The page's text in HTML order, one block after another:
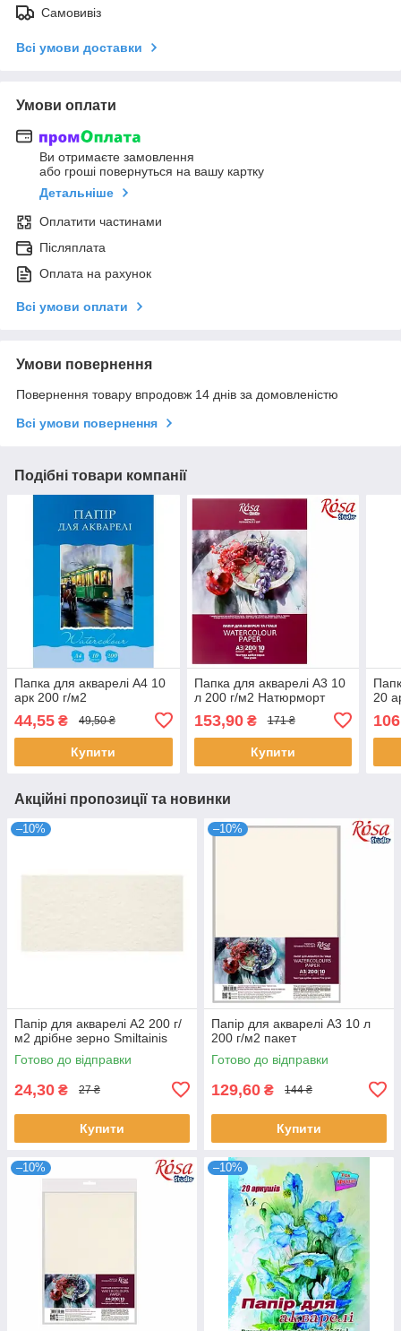
Самовивіз
Всі умови доставки
Умови оплати
Ви отримаєте замовлення
або гроші повернуться на вашу картку
Детальніше
Оплатити частинами
Післяплата
Оплата на рахунок
Всі умови оплати
Умови повернення
Повернення товару впродовж 14 днів за домовленістю
Всі умови повернення
Подібні товари компанії
Папка для акварелі А4 10
арк 200 г/м2
44,55 ₴ 49,50 ₴
Купити
Папка для акварелі А3 10
л 200 г/м2 Натюрморт
153,90₴ 171 ₴
Купити
20
Акційні пропозиції та новинки
–10%
Папір для акварелі А2 200 г/
м2 дрібне зерно Smiltainis
Готово до відправки
24,30 ₴ 27 ₴
Купити
–10%
Папір для акварелі А3 10 л
200 г/м2 пакет
Готово до відправки
129,60 ₴ 144 ₴
Купити
–10% –10%